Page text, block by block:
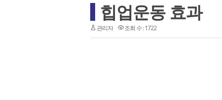
힙업운동 효과
관리자 조회 수 : 1722